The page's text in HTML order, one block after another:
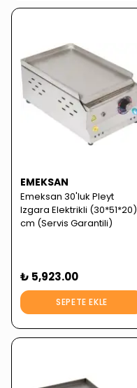
EMEKSAN
Emeksan 30'luk Pleyt
Izgara Elektrikli (30*51*20)
cm (Servis Garantili)
₺ 5,923.00
SEPETE EKLE